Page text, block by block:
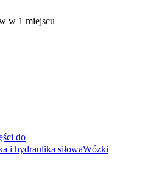
w 1 miejscu
do
i hydraulika siłowaWózki